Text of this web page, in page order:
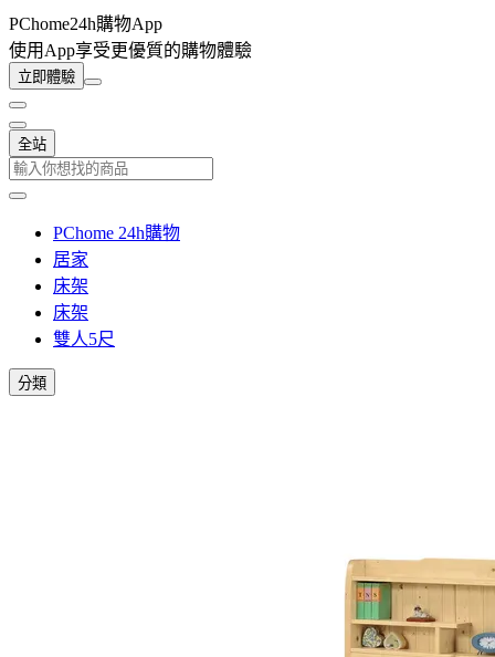
PChome24h購物App
使用App享受更優質的購物體驗
立即體驗
全站
PChome 24h購物
居家
床架
床架
雙人5尺
分類